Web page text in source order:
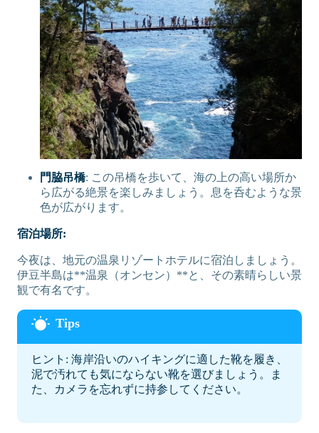
門脇吊橋: この吊橋を歩いて、海の上の高い場所か
ら広がる絶景を楽しみましょう。息を呑むような景
色が広がります。
宿泊場所:
今夜は、地元の温泉リゾートホテルに宿泊しましょう。
伊豆半島は**温泉（オンセン）**と、その素晴らしい景
観で有名です。
ヒント: 海岸沿いのハイキングに適した靴を履き、
泥で汚れても気にならない靴を選びましょう。ま
た、カメラを忘れずに持参してください。